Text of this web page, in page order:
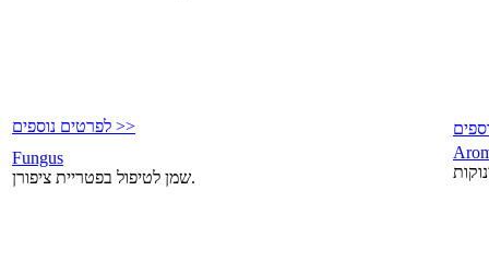
לפרטים נוספים >>
Fungus
שמן לטיפול בפטריית ציפורן.